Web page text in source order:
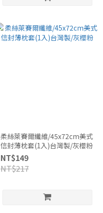
柔絲萊賽爾纖維/45x72cm美式
信封薄枕套(1入)台灣製/灰櫻粉
NT$149
NT$217